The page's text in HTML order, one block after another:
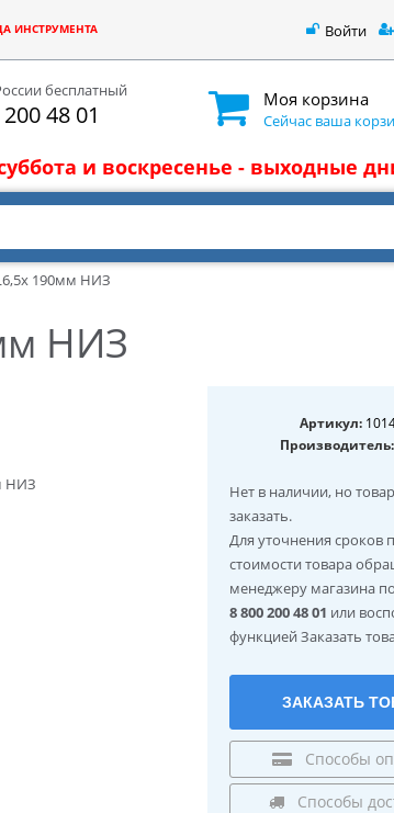
ИНСТРУМЕНТА Войти
бесплатный
48 01
Моя корзина
Сейчас ваша
и воскресенье - выходные
190мм НИЗ
НИЗ
Артикул:
Производитель:
Нет в наличии, но
заказать.
Для уточнения сроков
стоимости товара
менеджеру магазина
8 800 200 48 01 или
функцией Заказать
ЗАКАЗАТЬ
Способы
Способы